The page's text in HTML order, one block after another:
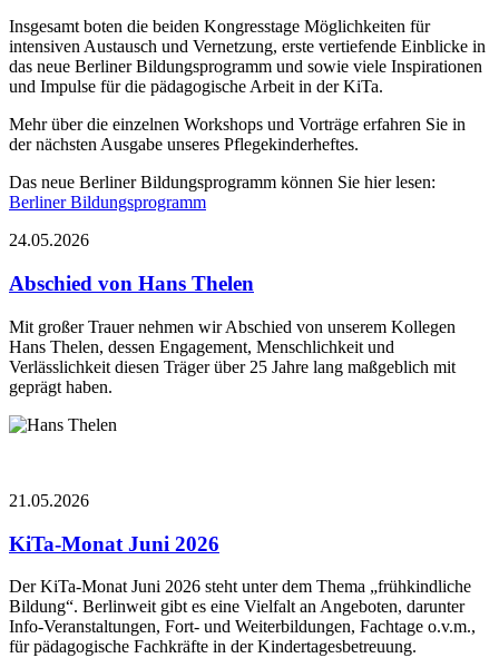
Insgesamt boten die beiden Kongresstage Möglichkeiten für
intensiven Austausch und Vernetzung, erste vertiefende Einblicke in
das neue Berliner Bildungsprogramm und sowie viele Inspirationen
und Impulse für die pädagogische Arbeit in der KiTa.
Mehr über die einzelnen Workshops und Vorträge erfahren Sie in
der nächsten Ausgabe unseres Pflegekinderheftes.
Das neue Berliner Bildungsprogramm können Sie hier lesen:
Berliner Bildungsprogramm
24.05.2026
Abschied von Hans Thelen
Mit großer Trauer nehmen wir Abschied von unserem Kollegen
Hans Thelen, dessen Engagement, Menschlichkeit und
Verlässlichkeit diesen Träger über 25 Jahre lang maßgeblich mit
geprägt haben.
21.05.2026
KiTa-Monat Juni 2026
Der KiTa-Monat Juni 2026 steht unter dem Thema „frühkindliche
Bildung“. Berlinweit gibt es eine Vielfalt an Angeboten, darunter
Info-Veranstaltungen, Fort- und Weiterbildungen, Fachtage o.v.m.,
für pädagogische Fachkräfte in der Kindertagesbetreuung.